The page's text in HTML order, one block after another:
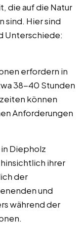
die auf die Natur
sind. Hier sind
Unterschiede:
erfordern in
38-40 Stunden
können
Anforderungen
Diepholz
ihrer
der
und
während der